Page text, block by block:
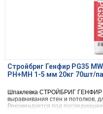
Стройбриг Генфир PG35
РН+МН 1-5 мм 20кг 70шт/
Шпаклевка СТРОЙБРИГ ГЕНФИР
выравнивания стен и потолков,
Рекомендуется под